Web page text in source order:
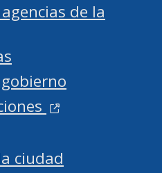
de la
ciudad